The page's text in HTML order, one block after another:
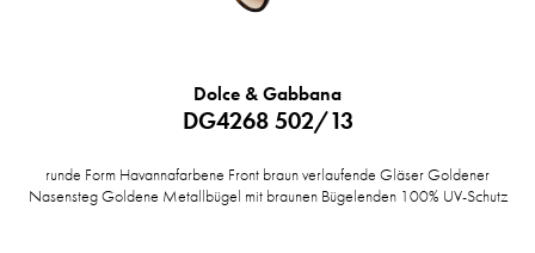
Dolce & Gabbana
DG4268 502/13
runde Form Havannafarbene Front braun verlaufende Gläser Goldener
Nasensteg Goldene Metallbügel mit braunen Bügelenden 100% UV-Schutz